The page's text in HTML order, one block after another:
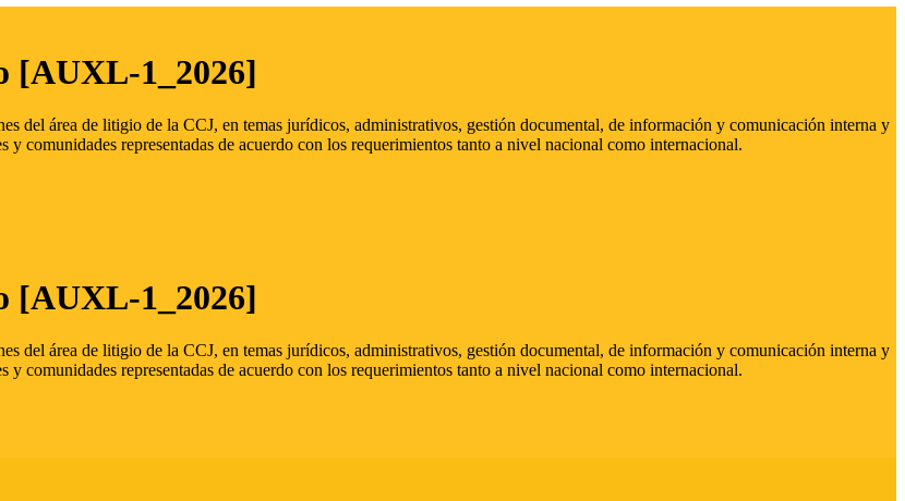
[AUXL-1_2026]
del área de litigio de la CCJ, en temas jurídicos, administrativos, gestión documental, de información y comunicación interna y
comunidades representadas de acuerdo con los requerimientos tanto a nivel nacional como internacional.
[AUXL-1_2026]
del área de litigio de la CCJ, en temas jurídicos, administrativos, gestión documental, de información y comunicación interna y
comunidades representadas de acuerdo con los requerimientos tanto a nivel nacional como internacional.